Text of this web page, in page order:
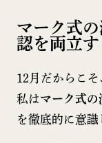
マーク式
認を両立す
12月だからこそ
私はマーク式の
を徹底的に意識